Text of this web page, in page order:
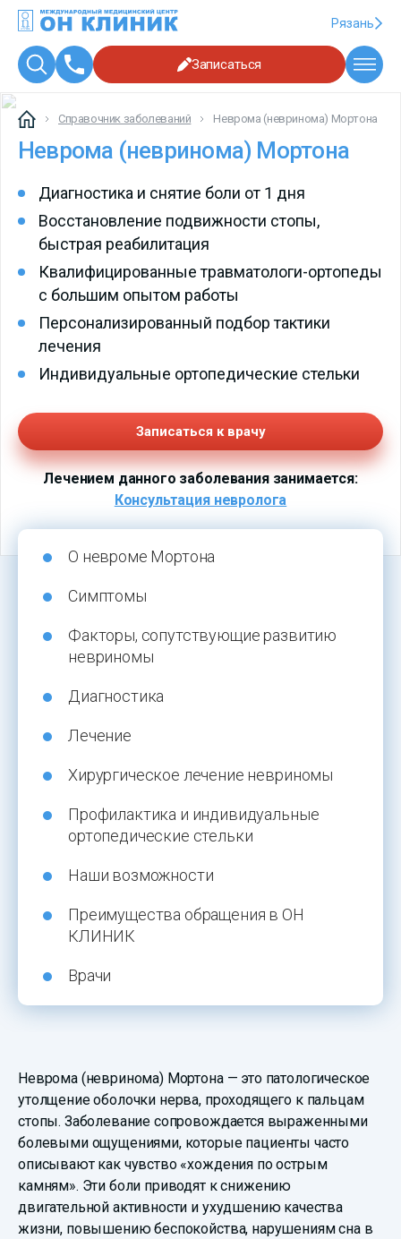
Рязань
Записаться
Справочник заболеваний Неврома (невринома) Мортона
Неврома (невринома) Мортона
Диагностика и снятие боли от 1 дня
Восстановление подвижности стопы,
быстрая реабилитация
Квалифицированные травматологи-ортопеды
с большим опытом работы
Персонализированный подбор тактики
лечения
Индивидуальные ортопедические стельки
Записаться к врачу
Лечением данного заболевания занимается:
Консультация невролога
О невроме Мортона
Симптомы
Факторы, сопутствующие развитию
невриномы
Диагностика
Лечение
Хирургическое лечение невриномы
Профилактика и индивидуальные
ортопедические стельки
Наши возможности
Преимущества обращения в ОН
КЛИНИК
Врачи
Неврома (невринома) Мортона — это патологическое
утолщение оболочки нерва, проходящего к пальцам
стопы. Заболевание сопровождается выраженными
болевыми ощущениями, которые пациенты часто
описывают как чувство «хождения по острым
камням». Эти боли приводят к снижению
двигательной активности и ухудшению качества
жизни, повышению беспокойства, нарушениям сна в